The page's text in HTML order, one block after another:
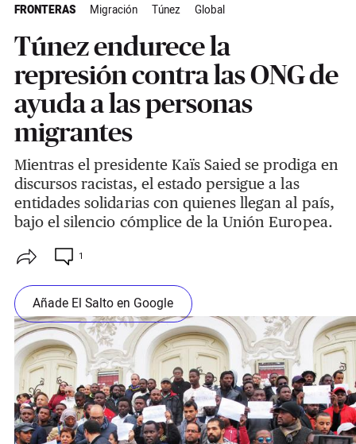
FRONTERAS Migración Túnez Global
Túnez endurece la
represión contra las ONG de
ayuda a las personas
migrantes
Mientras el presidente Kaïs Saied se prodiga en
discursos racistas, el estado persigue a las
entidades solidarias con quienes llegan al país,
bajo el silencio cómplice de la Unión Europea.
1
Añade El Salto en Google